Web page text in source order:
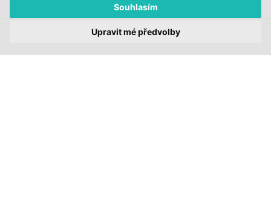
Souhlasím
Upravit mé předvolby